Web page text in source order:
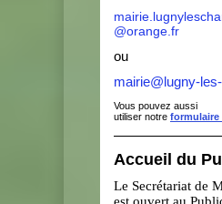
@orange.fr
ou
mairie@lugny-
Vous pouvez aussi
utiliser notre formulaire
Accueil du
Le Secrétariat de